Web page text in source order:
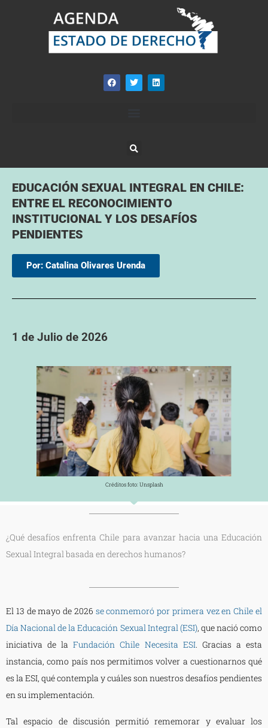
EDUCACIÓN SEXUAL INTEGRAL EN CHILE:
ENTRE EL RECONOCIMIENTO
INSTITUCIONAL Y LOS DESAFÍOS
PENDIENTES
Por: Catalina Olivares Urenda
1 de Julio de 2026
Créditos foto: Unsplash
¿Qué desafíos enfrenta Chile para avanzar hacia una Educación
Sexual Integral basada en derechos humanos?
El 13 de mayo de 2026 se conmemoró por primera vez en Chile el
Día Nacional de la Educación Sexual Integral (ESI), que nació como
iniciativa de laFundación Chile Necesita ESI. Gracias a esta
instancia, como país nos permitimos volver a cuestionarnos qué
es la ESI, qué contempla y cuáles son nuestros desafíos pendientes
en su implementación.
Tal espacio de discusión permitió rememorar y evaluar los